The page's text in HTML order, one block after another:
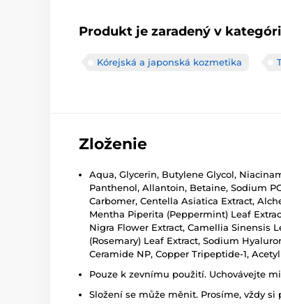
Produkt je zaradený v
Kórejská a japonská kozmetika
Zloženie
Aqua, Glycerin, Butylene Glycol,
Panthenol, Allantoin, Betaine, Sodium
Carbomer, Centella Asiatica Extract,
Mentha Piperita (Peppermint) Leaf
Nigra Flower Extract, Camellia Sinensis
(Rosemary) Leaf Extract, Sodium
Ceramide NP, Copper Tripeptide-1,
Pouze k zevnímu použití. Uchovávejte
Složení se může měnit. Prosíme, vždy